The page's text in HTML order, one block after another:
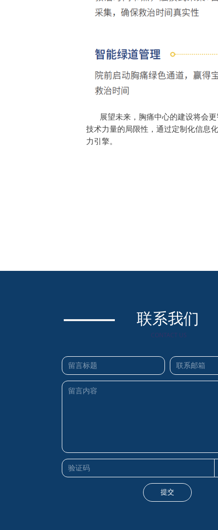
展望未来，胸痛中心的建设将会
技术力量的局限性，通过定制化信息
力引擎。
联系我们
CONTACT US
提交